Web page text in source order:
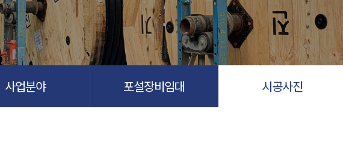
사업분야 포설장비임대 시공사진